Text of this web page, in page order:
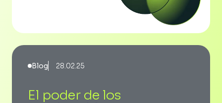
Blog 28.02.25
El poder de los